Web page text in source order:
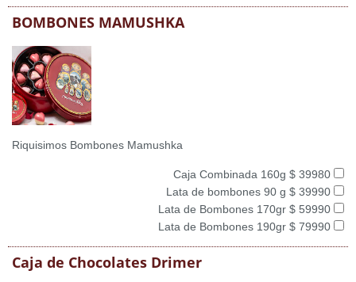
BOMBONES MAMUSHKA
Riquisimos Bombones Mamushka
Caja Combinada 160g $ 39980
Lata de bombones 90 g $ 39990
Lata de Bombones 170gr $ 59990
Lata de Bombones 190gr $ 79990
Caja de Chocolates Drimer